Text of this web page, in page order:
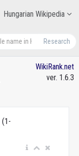
Hungarian Wikipedia
Research
WikiRank.net
ver. 1.6.3
(1-